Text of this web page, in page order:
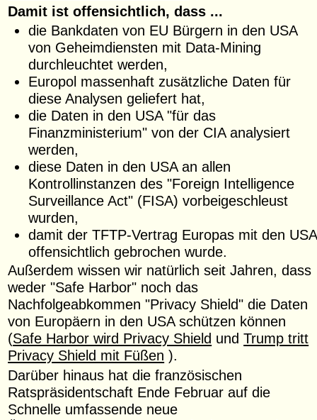
Damit ist offensichtlich, dass ...
die Bankdaten von EU Bürgern in den USA
von Geheimdiensten mit Data-Mining
durchleuchtet werden,
Europol massenhaft zusätzliche Daten für
diese Analysen geliefert hat,
die Daten in den USA "für das
Finanzministerium" von der CIA analysiert
werden,
diese Daten in den USA an allen
Kontrollinstanzen des "Foreign Intelligence
Surveillance Act" (FISA) vorbeigeschleust
wurden,
damit der TFTP-Vertrag Europas mit den USA
offensichtlich gebrochen wurde.
Außerdem wissen wir natürlich seit Jahren, dass
weder "Safe Harbor" noch das
Nachfolgeabkommen "Privacy Shield" die Daten
von Europäern in den USA schützen können
(Safe Harbor wird Privacy Shield undTrump tritt
Privacy Shield mit Füßen ).
Darüber hinaus hat die französischen
Ratspräsidentschaft Ende Februar auf die
Schnelle umfassende neue